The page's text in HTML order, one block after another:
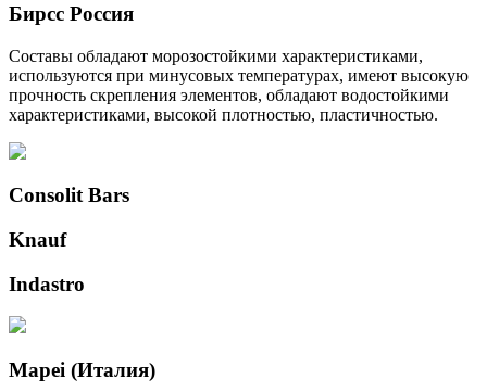
Бирсс Россия
Составы обладают морозостойкими характеристиками,
используются при минусовых температурах, имеют высокую
прочность скрепления элементов, обладают водостойкими
характеристиками, высокой плотностью, пластичностью.
Consolit Bars
Knauf
Indastro
Mapei (Италия)